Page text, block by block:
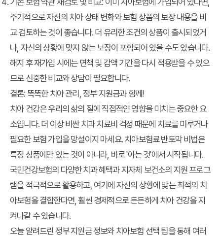
주기적으로 자신의 치아 상태 변화와 보험 상품의 보장 내용을 비
교 검토하는 것이 좋습니다. 더 유리한 조건의 상품이 출시되었거
나, 자신의 상황에 맞지 않는 보장이 포함되어 있을 수도 있습니다.
해지 후 재가입 시에는 면책 및 감액 기간을 다시 적용받을 수 있으
므로 신중한 비교와 상담이 필요합니다.
결론: 똑똑한 치아 관리, 정부 지원금과 함께!
치아 건강은 우리의 삶의 질에 직접적인 영향을 미치는 중요한 요
소입니다. 더 이상 비싼 치과 치료비 걱정 때문에 치료를 미루거나
필요한 보험 가입을 망설이지 마세요.치아보험료 반토막 비법은
특정 상품에만 있는 것이 아니라, 바로 '아는 것'에서 시작됩니다.
국민건강보험의 다양한 치과 혜택과 지자체 보건소의 지원 프로그
램을 적극적으로 활용하고, 여기에 자신의 상황에 맞는 최적의 치
아보험을 결합한다면, 훨씬 경제적으로 든든하게 치아 건강을 지
켜나갈 수 있습니다.
오늘 알려드린정부 지원금정보와 치아보험 선택 팁을 통해 여러